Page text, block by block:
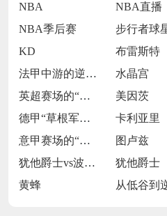
NBA NBA直播
NBA季后赛
KD
布雷斯特
法甲中游的逆袭与挣扎
水晶宫
英超赛场的“硬仗专家”与成长之惑
美因茨
德甲“草根军团”的逆袭征途
卡利亚里
意甲赛场的“逆袭草根”
图卢兹
犹他爵士vs波特兰开拓者
犹他爵士
黄蜂